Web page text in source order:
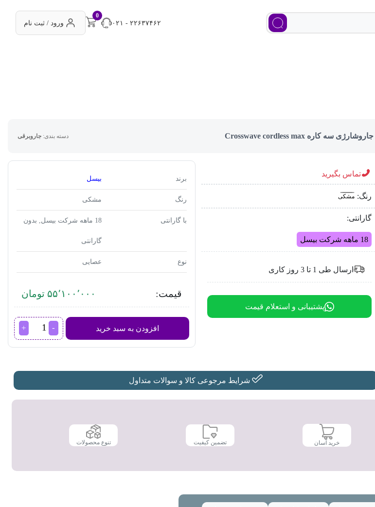
۰۲۱ - ۲۲۶۳۷۴۶۲
0
ورود / ثبت نام
جاروشارژی سه کاره Crosswave cordless max دسته بندی: جاروبرقی
تماس بگیرید
رنگ: مشکی
گارانتی:
18 ماهه شرکت بیسل
ارسال طی 1 تا 3 روز کاری
پشتیبانی و استعلام قیمت
برند بیسل
رنگ مشکی
با گارانتی 18 ماهه شرکت بیسل, بدون
گارانتی
نوع عصایی
قیمت: ۵۵٬۱۰۰٬۰۰۰ تومان
افزودن به سبد خرید
جاروشارژی
سه
max
شرایط مرجوعی کالا و سوالات متداول
خرید آسان تضمین کیفیت تنوع محصولات